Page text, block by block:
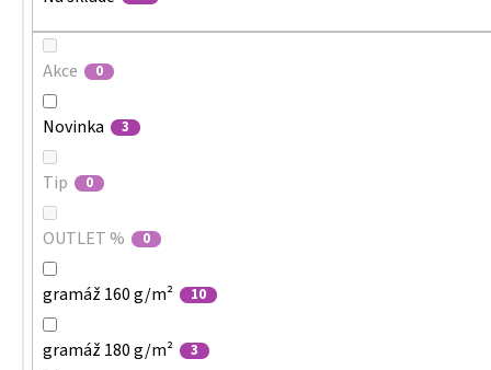
Akce 0
Novinka 3
Tip 0
OUTLET % 0
gramáž 160 g/m² 10
gramáž 180 g/m² 3